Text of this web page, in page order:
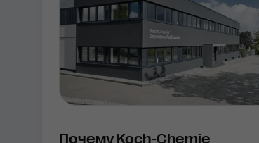
Почему Koch-Chemie